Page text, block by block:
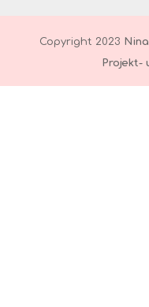
Copyright 2023
Projekt-